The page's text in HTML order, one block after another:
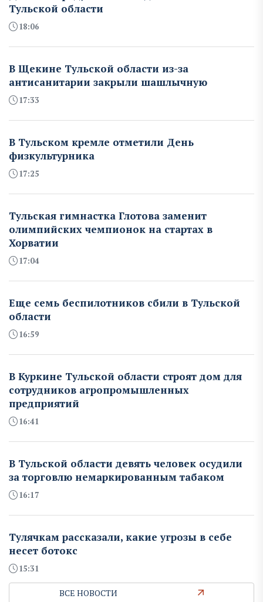
Тульской области
18:06
В Щекине Тульской области из-за
антисанитарии закрыли шашлычную
17:33
В Тульском кремле отметили День
физкультурника
17:25
Тульская гимнастка Глотова заменит
олимпийских чемпионок на стартах в
Хорватии
17:04
Еще семь беспилотников сбили в Тульской
области
16:59
В Куркине Тульской области строят дом для
сотрудников агропромышленных
предприятий
16:41
В Тульской области девять человек осудили
за торговлю немаркированным табаком
16:17
Тулячкам рассказали, какие угрозы в себе
несет ботокс
15:31
ВСЕ НОВОСТИ